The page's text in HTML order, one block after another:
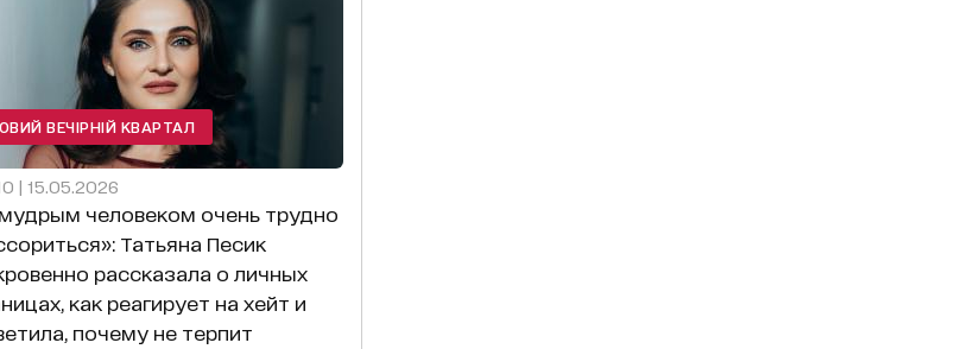
ВЕЧІРНІЙ КВАРТАЛ
| 15.05.2026
человеком очень трудно
Татьяна Песик
рассказала о личных
как реагирует на хейт и
почему не терпит